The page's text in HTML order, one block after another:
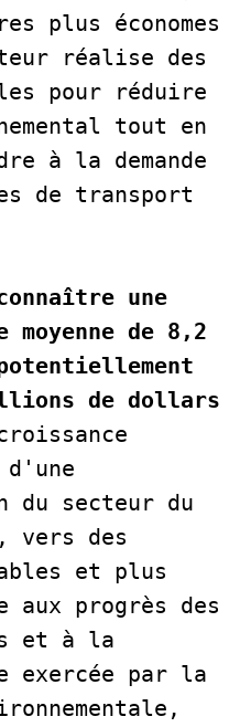
plus économes
réalise des
pour réduire
tout en
à la demande
de transport
une
de 8,2
de dollars
d'une
secteur du
vers des
et plus
aux progrès des
et à la
exercée par la